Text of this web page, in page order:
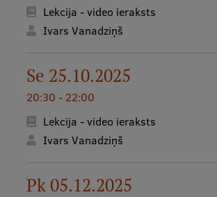
Lekcija - video ieraksts
Ivars Vanadziņš
Se 25.10.2025
20:30 - 22:00
Lekcija - video ieraksts
Ivars Vanadziņš
Pk 05.12.2025